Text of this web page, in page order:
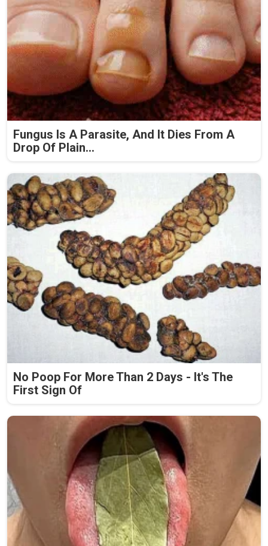
Fungus Is A Parasite, And It Dies From A
Drop Of Plain...
No Poop For More Than 2 Days - It's The
First Sign Of